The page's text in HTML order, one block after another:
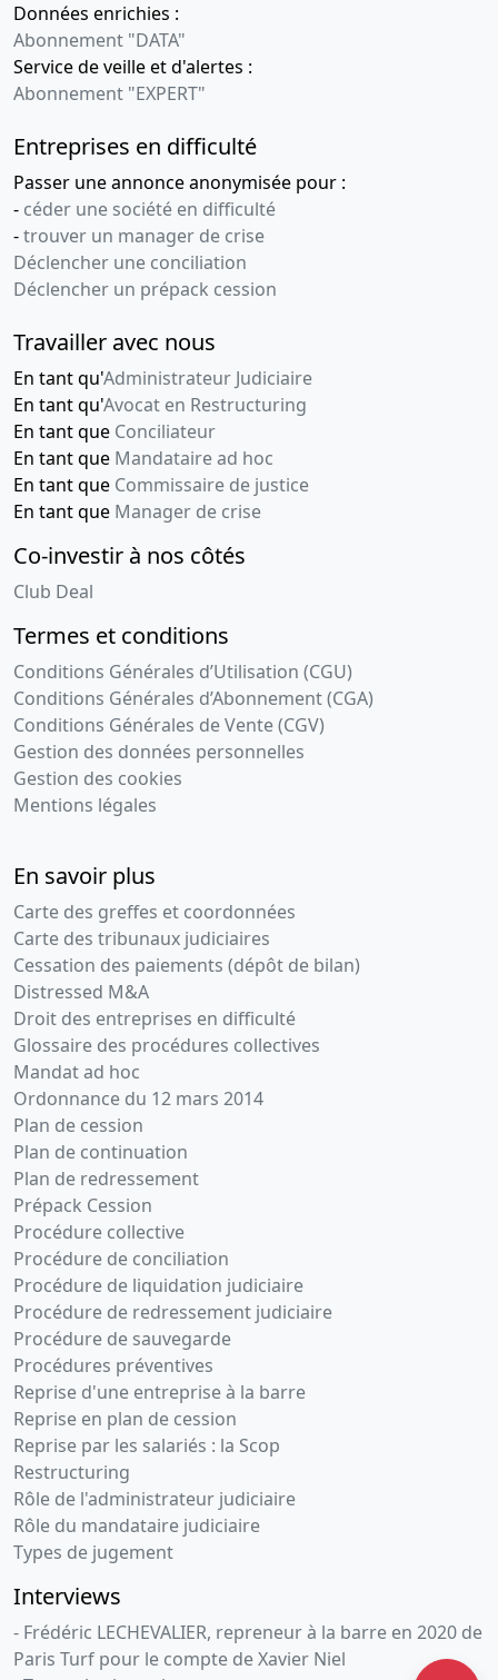
Données enrichies :
Abonnement "DATA"
Service de veille et d'alertes :
Abonnement "EXPERT"
Entreprises en difficulté
Passer une annonce anonymisée pour :
- céder une société en difficulté
-trouver un manager de crise
Déclencher une conciliation
Déclencher un prépack cession
Travailler avec nous
En tant qu'Administrateur Judiciaire
En tant qu'Avocat en Restructuring
En tant que Conciliateur
En tant que Mandataire ad hoc
En tant que Commissaire de justice
En tant que Manager de crise
Co-investir à nos côtés
Club Deal
Termes et conditions
Conditions Générales d’Utilisation (CGU)
Conditions Générales d’Abonnement (CGA)
Conditions Générales de Vente (CGV)
Gestion des données personnelles
Gestion des cookies
Mentions légales
En savoir plus
Carte des greffes et coordonnées
Carte des tribunaux judiciaires
Cessation des paiements (dépôt de bilan)
Distressed M&A
Droit des entreprises en difficulté
Glossaire des procédures collectives
Mandat ad hoc
Ordonnance du 12 mars 2014
Plan de cession
Plan de continuation
Plan de redressement
Prépack Cession
Procédure collective
Procédure de conciliation
Procédure de liquidation judiciaire
Procédure de redressement judiciaire
Procédure de sauvegarde
Procédures préventives
Reprise d'une entreprise à la barre
Reprise en plan de cession
Reprise par les salariés : la Scop
Restructuring
Rôle de l'administrateur judiciaire
Rôle du mandataire judiciaire
Types de jugement
Interviews
- Frédéric LECHEVALIER, repreneur à la barre en 2020 de
Paris Turf pour le compte de Xavier Niel